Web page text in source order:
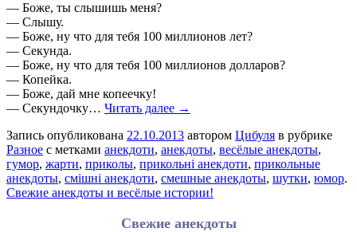
— Боже, ты слышишь меня?
— Слышу.
— Боже, ну что для тебя 100 миллионов лет?
— Секунда.
— Боже, ну что для тебя 100 миллионов долларов?
— Копейка.
— Боже, дай мне копеечку!
— Секундочку… Читать далее →
Запись опубликована 22.10.2013 автором Цибуля в рубрике
Разное с метками анекдоти, анекдоты, весёлые анекдоты,
гумор, жарти, приколы, прикольні анекдоти, прикольные
анекдоты, смішні анекдоти, смешные анекдоты, шутки, юмор.
Свежие анекдоты и весёлые истории!
Свежие анекдоты